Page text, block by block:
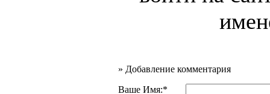
» Добавление комментария
Ваше Имя:*